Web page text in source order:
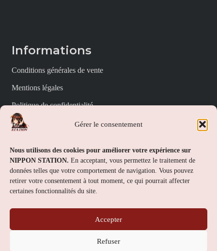
Gérer le consentement
Nous utilisons des cookies pour améliorer votre expérience sur
NIPPON STATION. En acceptant, vous permettez le traitement de
données telles que votre comportement de navigation. Vous pouvez
retirer votre consentement à tout moment, ce qui pourrait affecter
certaines fonctionnalités du site.
Accepter
Refuser
Informations
Conditions générales de vente
Mentions légales
Politique de confidentialité
Politique de cookies (UE)
Nippon Station
À propos
FAQs
Contact